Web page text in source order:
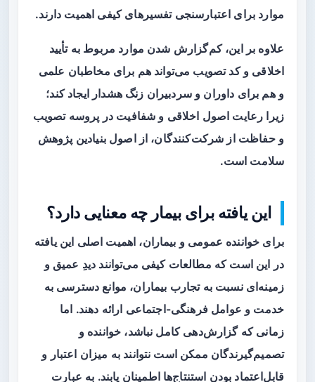
موارد برای اعتبارسنجی تفسیرهای کیفی اهمیت دارند.
علاوه بر این، کم‌گزارش شدن موارد مربوط به تأیید
اخلاقی و کد تصویب می‌تواند هم برای مخاطبان علمی
و هم برای داوران و سردبیران زنگ هشدار ایجاد کند؛
زیرا رعایت اصول اخلاقی و شفافیت در پروسه تصویب
و حفاظت از شرکت‌کنندگان، از اصول بنیادین پژوهش
سلامت است.
این یافته برای بیمار چه معنایی دارد؟
برای خواننده عمومی و بیماران، اهمیت اصلی این یافته
در این است که مطالعات کیفی می‌توانند دیدِ عمیق و
زمینه‌ای نسبت به تجارب بیماران، موانع دسترسی به
خدمت و عوامل فرهنگی-اجتماعی ارائه دهند. اما
زمانی که گزارش‌دهی کامل نباشد، خواننده و
تصمیم‌گیرندگان ممکن است نتوانند به میزان اعتبار و
قابل‌اعتماد بودن استنتاج‌ها اطمینان یابند. به عبارت